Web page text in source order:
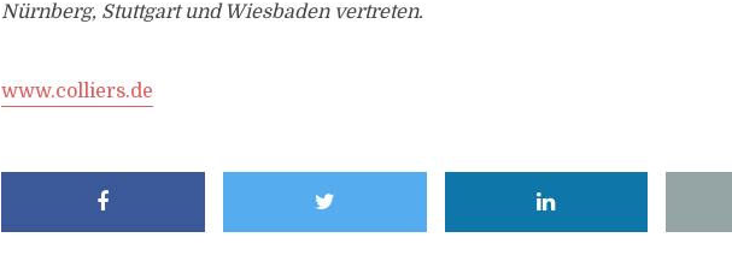
Nürnberg, Stuttgart und Wiesbaden vertreten.
www.colliers.de